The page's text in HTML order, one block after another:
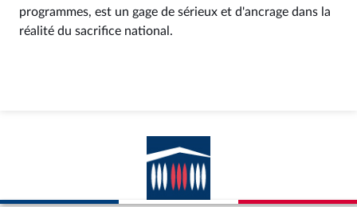
programmes, est un gage de sérieux et d'ancrage dans la
réalité du sacrifice national.